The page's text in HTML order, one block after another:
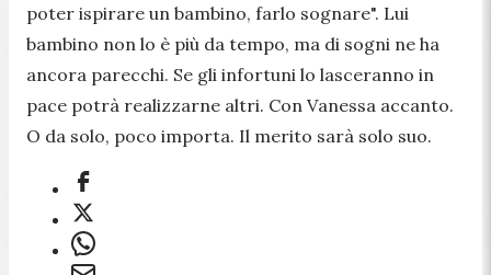
poter ispirare un bambino, farlo sognare". Lui
bambino non lo è più da tempo, ma di sogni ne ha
ancora parecchi. Se gli infortuni lo lasceranno in
pace potrà realizzarne altri. Con Vanessa accanto.
O da solo, poco importa. Il merito sarà solo suo.